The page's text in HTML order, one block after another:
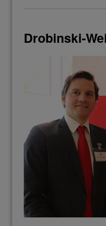
Drobinski-